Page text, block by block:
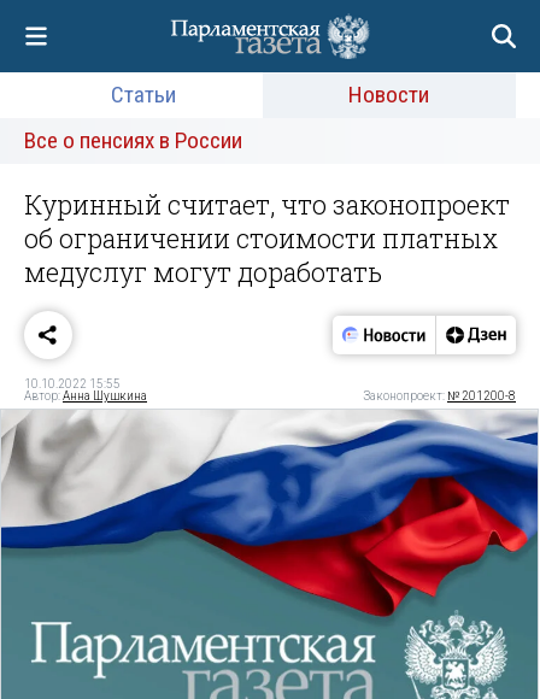
Статьи
Новости
Все о пенсиях в России
Куринный считает, что законопроект
об ограничении стоимости платных
медуслуг могут доработать
10.10.2022 15:55
Автор:Анна Шушкина Законопроект: № 201200-8